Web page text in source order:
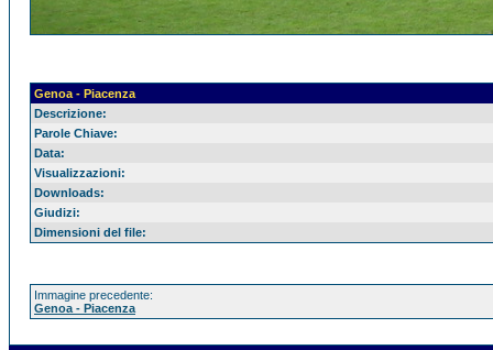
Genoa - Piacenza
Descrizione:
Parole Chiave:
Data:
Visualizzazioni:
Downloads:
Giudizi:
Dimensioni del file:
Immagine precedente:
Genoa - Piacenza